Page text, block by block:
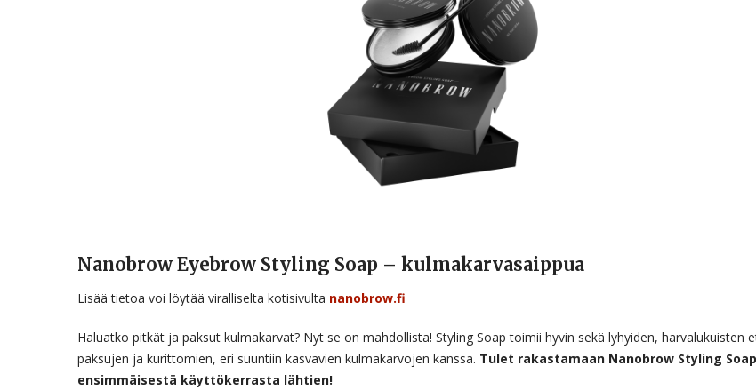
Nanobrow Eyebrow Styling Soap – kulmakarvasaippua
Lisää tietoa voi löytää viralliselta kotisivulta nanobrow.fi
Haluatko pitkät ja paksut kulmakarvat? Nyt se on mahdollista! Styling Soap toimii hyvin sekä lyhyiden, harvalukuisten
paksujen ja kurittomien, eri suuntiin kasvavien kulmakarvojen kanssa. Tulet rakastamaan Nanobrow Styling
ensimmäisestä käyttökerrasta lähtien!